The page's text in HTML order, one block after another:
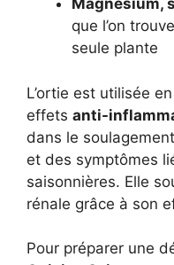
Magnésium,
que l’on
seule plante
L’ortie est utilisée
effets anti-
dans le
et des symptômes
saisonnières. Elle
rénale grâce à son
Pour préparer une